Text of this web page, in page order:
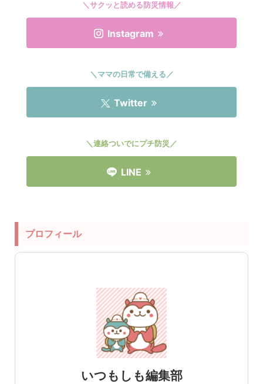
＼サクッと読める防災情報／
Instagram
＼ママの日常で備える／
Twitter
＼連絡ついでにプチ防災／
LINE
プロフィール
いつもしも編集部